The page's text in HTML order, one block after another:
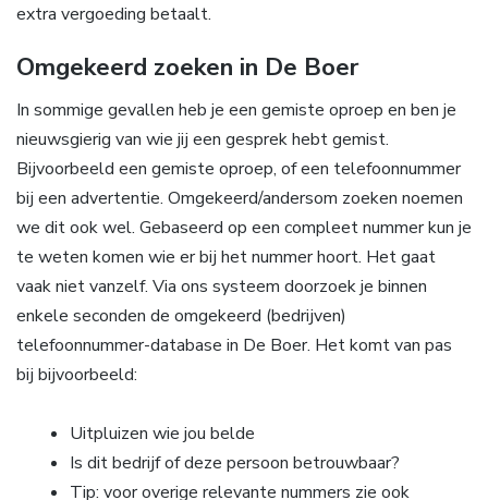
extra vergoeding betaalt.
Omgekeerd zoeken in De Boer
In sommige gevallen heb je een gemiste oproep en ben je
nieuwsgierig van wie jij een gesprek hebt gemist.
Bijvoorbeeld een gemiste oproep, of een telefoonnummer
bij een advertentie. Omgekeerd/andersom zoeken noemen
we dit ook wel. Gebaseerd op een compleet nummer kun je
te weten komen wie er bij het nummer hoort. Het gaat
vaak niet vanzelf. Via ons systeem doorzoek je binnen
enkele seconden de omgekeerd (bedrijven)
telefoonnummer-database in De Boer. Het komt van pas
bij bijvoorbeeld:
Uitpluizen wie jou belde
Is dit bedrijf of deze persoon betrouwbaar?
Tip: voor overige relevante nummers zie ook